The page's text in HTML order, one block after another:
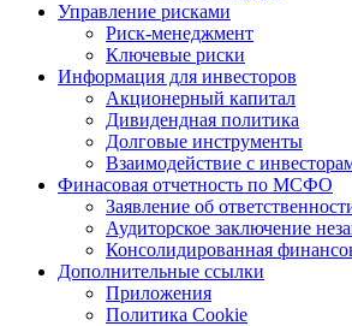
Управление рисками
Риск-менеджмент
Ключевые риски
Информация для инвесторов
Акционерный капитал
Дивидендная политика
Долговые инструменты
Взаимодействие с
Финасовая отчетность по МСФО
Заявление об
Аудиторское заключение
Консолидированная
Дополнительные ссылки
Приложения
Политика Cookie